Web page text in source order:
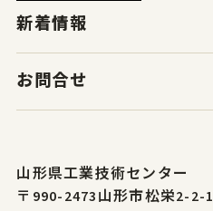
新着情報
お問合せ
山形県工業技術センター
〒990-2473山形市松栄2-2-1